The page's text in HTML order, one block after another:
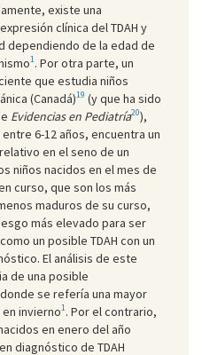
existe una
clínica del TDAH y
dependiendo de la edad de
1. Por otra parte, un
que estudia niños
(Canadá)19 (y que ha sido
Evidencias en Pediatría20),
6-12 años, encuentra un
en el seno de un
niños nacidos en el mes de
curso, que son los más
maduros de su curso,
más elevado para ser
un posible TDAH con un
El análisis de este
de una posible
se refería una mayor
invierno1. Por el contrario,
en enero del año
diagnóstico de TDAH